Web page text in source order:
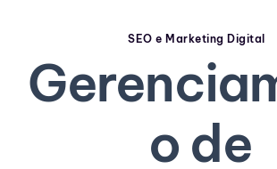
SEO e Marketing Digital
o de